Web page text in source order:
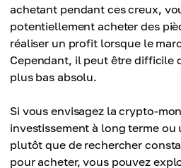
achetant pendant ces creux,
potentiellement acheter des
réaliser un profit lorsque le
Cependant, il peut être difficile
plus bas absolu.
Si vous envisagez la crypto-
investissement à long terme ou
plutôt que de rechercher
pour acheter, vous pouvez